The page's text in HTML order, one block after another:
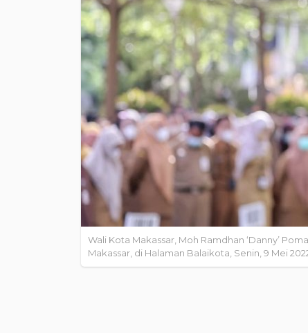
Wali Kota Makassar, Moh Ramdhan ‘Danny’
Makassar, di Halaman Balaikota, Senin, 9 Mei